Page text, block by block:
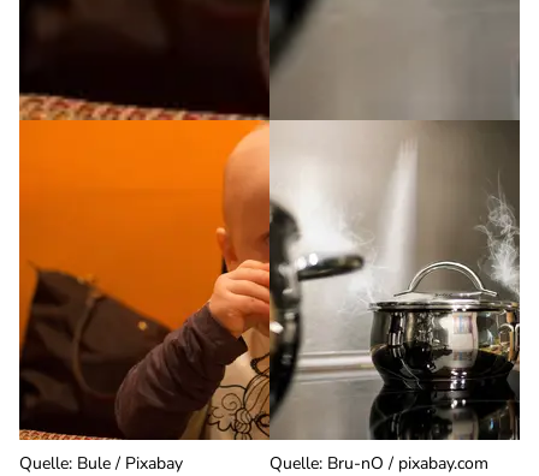
Quelle: Bule / Pixabay Quelle: Bru-nO / pixabay.com